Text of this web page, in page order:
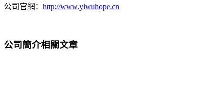
公司官網： http://www.yiwuhope.cn
公司簡介相關文章